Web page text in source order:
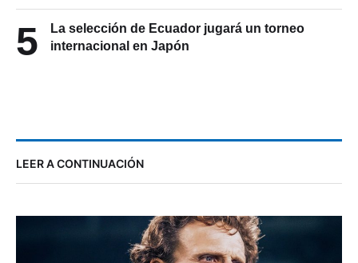
5
La selección de Ecuador jugará un torneo
internacional en Japón
LEER A CONTINUACIÓN